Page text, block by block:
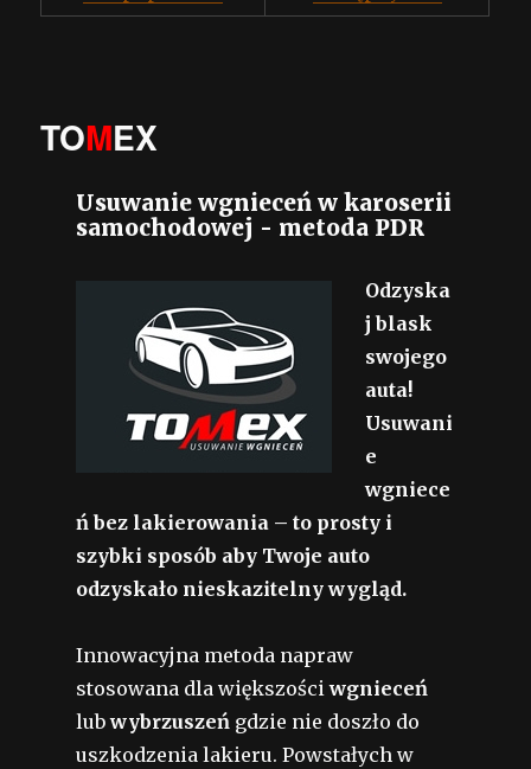
TOMEX
Usuwanie wgnieceń w karoserii
samochodowej - metoda PDR
Odzyska
j blask
swojego
auta!
Usuwani
e
wgniece
ń bez lakierowania – to prosty i
szybki sposób aby Twoje auto
odzyskało nieskazitelny wygląd.
Innowacyjna metoda napraw
stosowana dla większościwgnieceń
lubwybrzuszeńgdzie nie doszło do
uszkodzenia lakieru. Powstałych w